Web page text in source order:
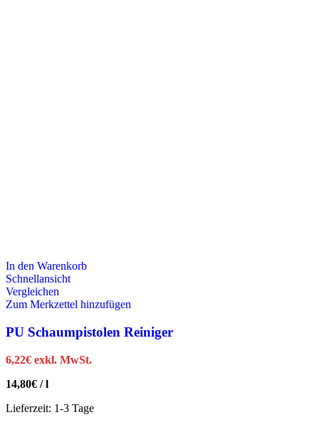
In den Warenkorb
Schnellansicht
Vergleichen
Zum Merkzettel hinzufügen
PU Schaumpistolen Reiniger
6,22€ exkl. MwSt.
14,80€ /l
Lieferzeit: 1-3 Tage